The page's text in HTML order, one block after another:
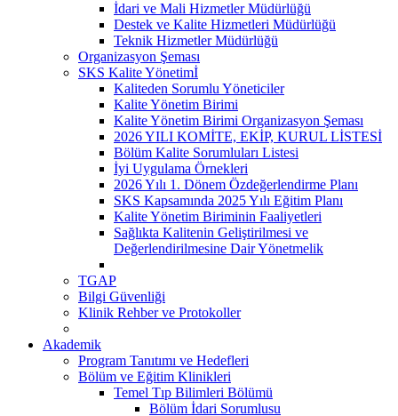
İdari ve Mali Hizmetler Müdürlüğü
Destek ve Kalite Hizmetleri Müdürlüğü
Teknik Hizmetler Müdürlüğü
Organizasyon Şeması
SKS Kalite Yönetimİ
Kaliteden Sorumlu Yöneticiler
Kalite Yönetim Birimi
Kalite Yönetim Birimi Organizasyon Şeması
2026 YILI KOMİTE, EKİP, KURUL LİSTESİ
Bölüm Kalite Sorumluları Listesi
İyi Uygulama Örnekleri
2026 Yılı 1. Dönem Özdeğerlendirme Planı
SKS Kapsamında 2025 Yılı Eğitim Planı
Kalite Yönetim Biriminin Faaliyetleri
Sağlıkta Kalitenin Geliştirilmesi ve
Değerlendirilmesine Dair Yönetmelik
TGAP
Bilgi Güvenliği
Klinik Rehber ve Protokoller
Akademik
Program Tanıtımı ve Hedefleri
Bölüm ve Eğitim Klinikleri
Temel Tıp Bilimleri Bölümü
Bölüm İdari Sorumlusu